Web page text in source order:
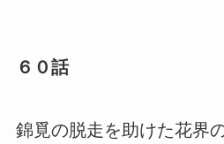
６０話
錦覓の脱走を助けた花界